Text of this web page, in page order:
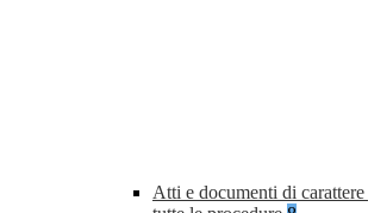
Atti e documenti di